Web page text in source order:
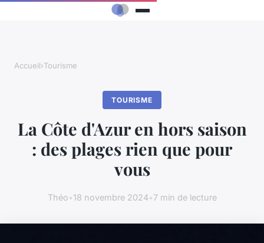
Accueil›Tourisme
TOURISME
La Côte d'Azur en hors saison
: des plages rien que pour
vous
Théo•18 novembre 2024•7 min de lecture